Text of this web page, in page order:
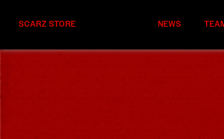
SCARZ STORE NEWS